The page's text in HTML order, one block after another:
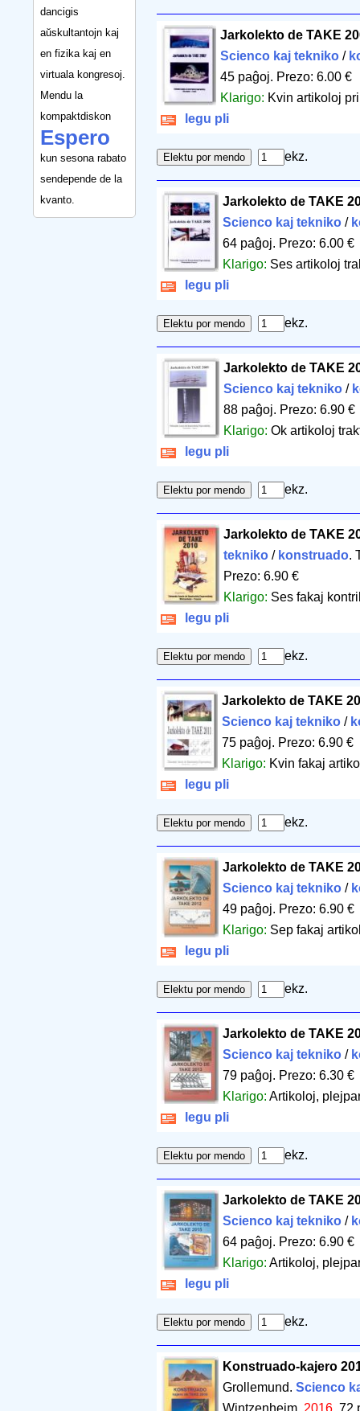
dancigis
aŭskultantojn kaj
en fizika kaj en
virtuala kongresoj.
Mendu la
kompaktdiskon
Espero
kun sesona rabato
sendepende de la
kvanto.
Jarkolekto de TAKE
Scienco kaj tekniko /
45 paĝoj. Prezo: 6.00 €
Klarigo: Kvin artikoloj
legu pli
ekz.
Jarkolekto de TAKE
Scienco kaj tekniko/
64 paĝoj. Prezo: 6.00 €
Klarigo: Ses artikoloj
legu pli
ekz.
Jarkolekto de TAKE
Scienco kaj tekniko/
88 paĝoj. Prezo: 6.90 €
Klarigo: Ok artikoloj
legu pli
ekz.
Jarkolekto de TAKE
tekniko/ konstruado.
Prezo: 6.90 €
Klarigo: Ses fakaj
legu pli
ekz.
Jarkolekto de TAKE
Scienco kaj tekniko/
75 paĝoj. Prezo: 6.90 €
Klarigo: Kvin fakaj
legu pli
ekz.
Jarkolekto de TAKE
Scienco kaj tekniko/
49 paĝoj. Prezo: 6.90 €
Klarigo: Sep fakaj
legu pli
ekz.
Jarkolekto de TAKE
Scienco kaj tekniko/
79 paĝoj. Prezo: 6.30 €
Klarigo: Artikoloj,
legu pli
ekz.
Jarkolekto de TAKE
Scienco kaj tekniko/
64 paĝoj. Prezo: 6.90 €
Klarigo: Artikoloj,
legu pli
ekz.
Konstruado-kajero
Grollemund. Scienco